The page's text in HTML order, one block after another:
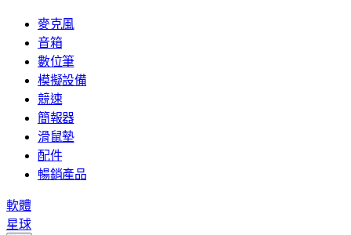
麥克風
音箱
數位筆
模擬設備
競速
簡報器
滑鼠墊
配件
暢銷產品
軟體
星球